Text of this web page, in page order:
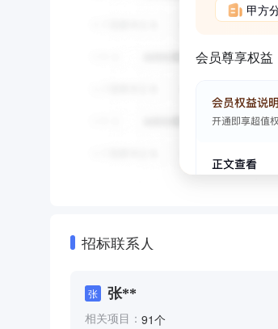
甲方
会员尊享权益
招标联系人
张 张**
相关项目： 91个